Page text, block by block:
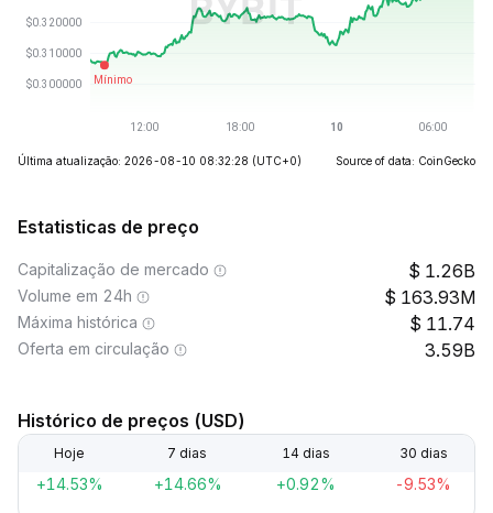
Última atualização: 2026-08-10 08:32:28 (UTC+0) Source of data: CoinGecko
Estatisticas de preço
Capitalização de mercado 1.26B
Volume em 24h 163.93M
Máxima histórica 11.74
Oferta em circulação 3.59B
Histórico de preços (USD)
Hoje 7 dias 14 dias 30 dias
+14.53% +14.66% +0.92% -9.53%